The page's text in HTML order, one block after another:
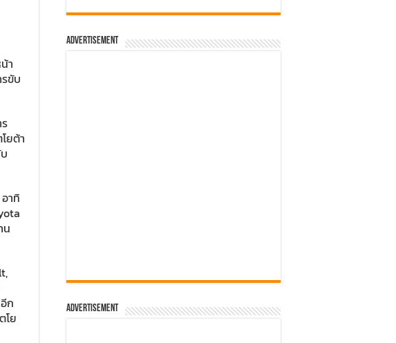
า
ขับ
ยต้า
าทิ
น
ก
โย
Advertisement
Advertisement